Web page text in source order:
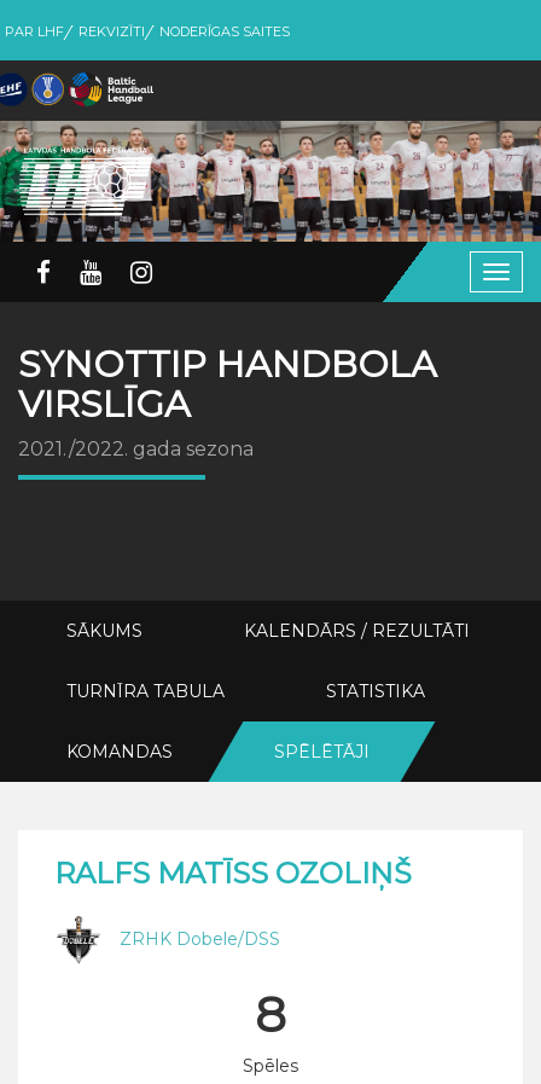
PAR LHF REKVIZĪTI NODERĪGAS SAITES
SYNOTTIP HANDBOLA
VIRSLĪGA
2021./2022. gada sezona
SĀKUMS KALENDĀRS / REZULTĀTI
TURNĪRA TABULA STATISTIKA
KOMANDAS SPĒLĒTĀJI
RALFS MATĪSS OZOLIŅŠ
ZRHK Dobele/DSS
8
Spēles